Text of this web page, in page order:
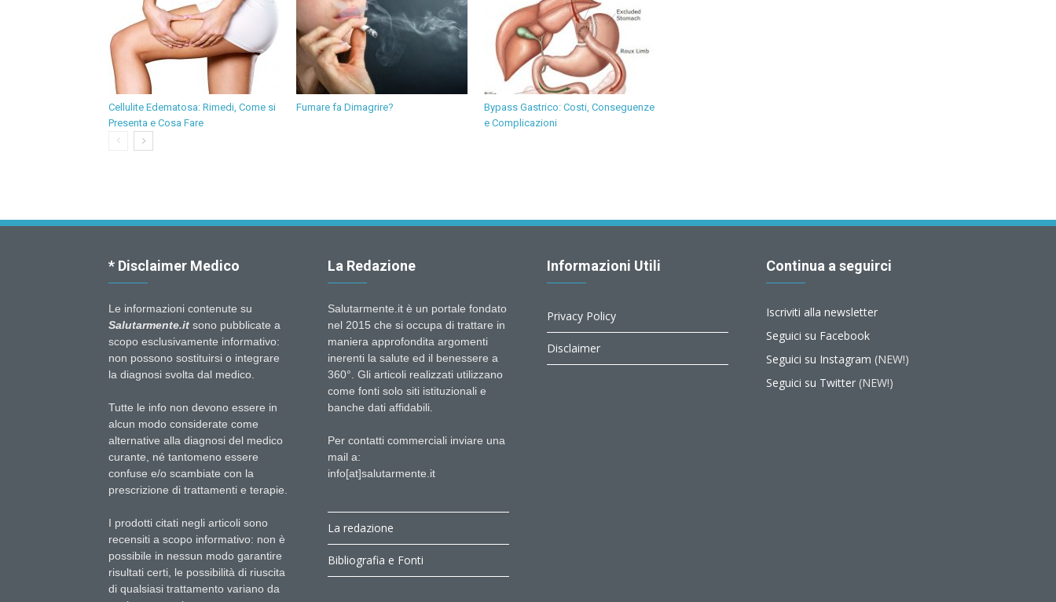
Cellulite Edematosa: Rimedi, Come si
Presenta e Cosa Fare
Fumare fa Dimagrire?
Bypass Gastrico: Costi, Conseguenze
e Complicazioni
* Disclaimer Medico
Le informazioni contenute su
Salutarmente.it sono pubblicate a
scopo esclusivamente informativo:
non possono sostituirsi o integrare
la diagnosi svolta dal medico.
Tutte le info non devono essere in
alcun modo considerate come
alternative alla diagnosi del medico
curante, né tantomeno essere
confuse e/o scambiate con la
prescrizione di trattamenti e terapie.
I prodotti citati negli articoli sono
recensiti a scopo informativo: non è
possibile in nessun modo garantire
risultati certi, le possibilità di riuscita
di qualsiasi trattamento variano da
La Redazione
Salutarmente.it è un portale fondato
nel 2015 che si occupa di trattare in
maniera approfondita argomenti
inerenti la salute ed il benessere a
360°. Gli articoli realizzati utilizzano
come fonti solo siti istituzionali e
banche dati affidabili.
Per contatti commerciali inviare una
mail a:
info[at]salutarmente.it
La redazione
Bibliografia e Fonti
Informazioni Utili
Privacy Policy
Disclaimer
Continua a seguirci
Iscriviti alla newsletter
Seguici su Facebook
Seguici su Instagram (NEW!)
Seguici su Twitter (NEW!)